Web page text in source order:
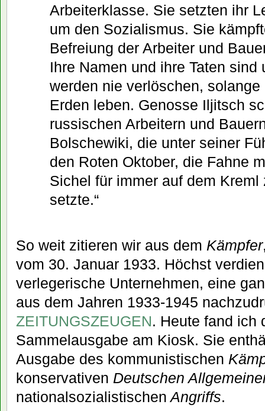
Arbeiterklasse. Sie setzten ihr
um den Sozialismus. Sie
Befreiung der Arbeiter und
Ihre Namen und ihre Taten sind
werden nie verlöschen,
Erden leben. Genosse Iljitsch
russischen Arbeitern und
Bolschewiki, die unter seiner
den Roten Oktober, die Fahne
Sichel für immer auf dem Kreml
setzte.“
So weit zitieren wir aus dem Kämpfer
vom 30. Januar 1933. Höchst
verlegerische Unternehmen, eine
aus dem Jahren 1933-1945
ZEITUNGSZEUGEN. Heute fand ich
Sammelausgabe am Kiosk. Sie
Ausgabe des kommunistischen
konservativen Deutschen
nationalsozialistischen Angriffs.